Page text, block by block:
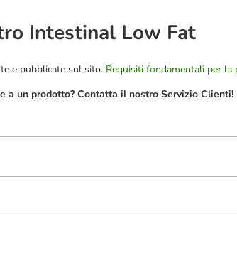
Intestinal Low Fat
e pubblicate sul sito. Requisiti fondamentali per la
a un prodotto? Contatta il nostro Servizio Clienti!